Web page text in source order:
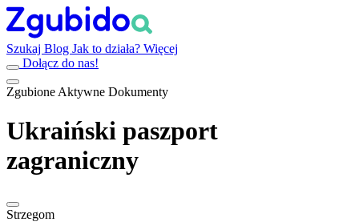
Szukaj Blog Jak to działa? Więcej
Dołącz do nas!
Zgubione Aktywne Dokumenty
Ukraiński paszport
zagraniczny
Strzegom